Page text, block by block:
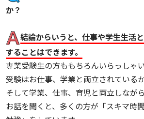
か？
結論からいうと、仕事や学生生活
することはできます。
専業受験生の方ももちろんいらっしゃ
受験はお仕事、学業と両立されている
そして学業、仕事、育児と両立しなが
お話を聞くと、多くの方が「スキマ時